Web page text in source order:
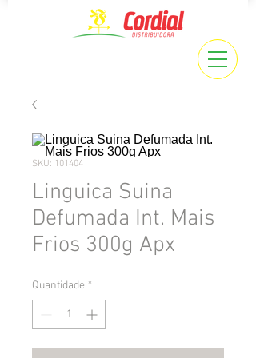
SKU: 101404
Linguica Suina
Defumada Int. Mais
Frios 300g Apx
Quantidade *